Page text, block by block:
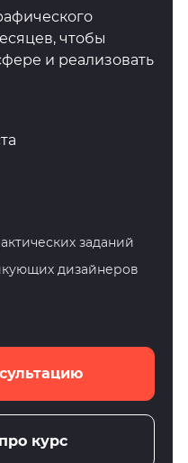
чтобы
и реализовать
заданий
дизайнеров
курс